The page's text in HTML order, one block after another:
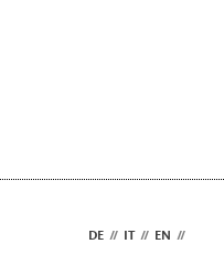
DE // IT // EN //